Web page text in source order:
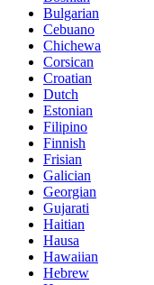
Bulgarian
Cebuano
Chichewa
Corsican
Croatian
Dutch
Estonian
Filipino
Finnish
Frisian
Galician
Georgian
Gujarati
Haitian
Hausa
Hawaiian
Hebrew